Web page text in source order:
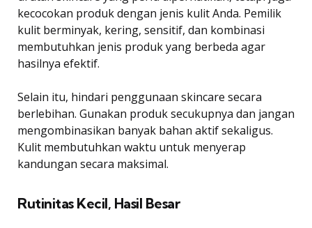
kecocokan produk dengan jenis kulit Anda. Pemilik
kulit berminyak, kering, sensitif, dan kombinasi
membutuhkan jenis produk yang berbeda agar
hasilnya efektif.
Selain itu, hindari penggunaan skincare secara
berlebihan. Gunakan produk secukupnya dan jangan
mengombinasikan banyak bahan aktif sekaligus.
Kulit membutuhkan waktu untuk menyerap
kandungan secara maksimal.
Rutinitas Kecil, Hasil Besar